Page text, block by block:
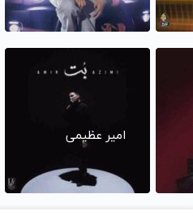
امیر عظیمی